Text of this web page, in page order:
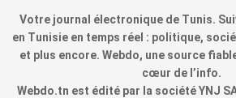
Votre journal électronique de Tunis.
en Tunisie en temps réel : politique,
et plus encore. Webdo, une source
cœur de l’info.
Webdo.tn est édité par la société YNJ